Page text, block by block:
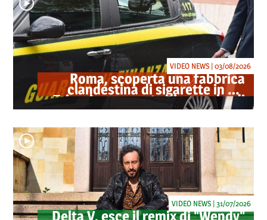
Roma, scoperta una fabbrica
clandestina di sigarette in via
Trigoria: sequestrati 1.350 kg di
tabacco
VIDEO NEWS | 03/08/2026
Delta V, esce il remix di "Wendy"
VIDEO NEWS | 31/07/2026